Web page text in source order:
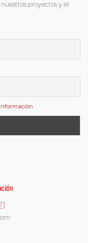
proyectos y el